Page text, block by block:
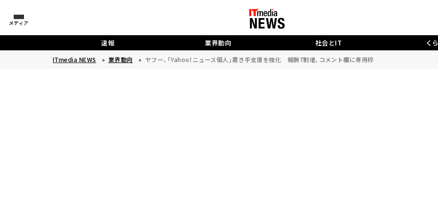
メディア
速報 業界動向 社会とIT く
ITmedia NEWS 業界動向 ヤフー、「Yahoo！ニュース個人」書き手支援を強化 報酬7割増、コメント欄に専用枠